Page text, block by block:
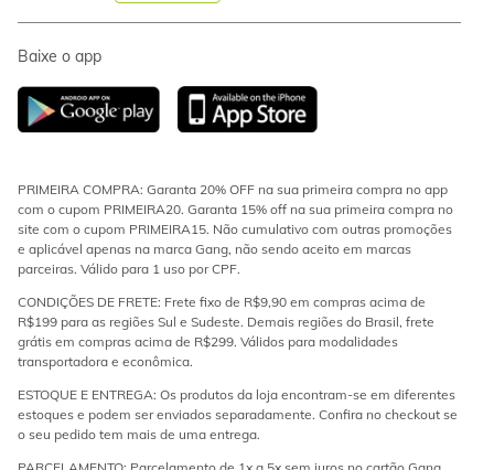
Baixe o app
PRIMEIRA COMPRA: Garanta 20% OFF na sua primeira compra no app
com o cupom PRIMEIRA20. Garanta 15% off na sua primeira compra no
site com o cupom PRIMEIRA15. Não cumulativo com outras promoções
e aplicável apenas na marca Gang, não sendo aceito em marcas
parceiras. Válido para 1 uso por CPF.
CONDIÇÕES DE FRETE: Frete fixo de R$9,90 em compras acima de
R$199 para as regiões Sul e Sudeste. Demais regiões do Brasil, frete
grátis em compras acima de R$299. Válidos para modalidades
transportadora e econômica.
ESTOQUE E ENTREGA: Os produtos da loja encontram-se em diferentes
estoques e podem ser enviados separadamente. Confira no checkout se
o seu pedido tem mais de uma entrega.